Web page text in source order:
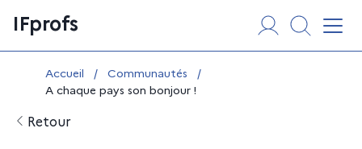
au
contenu
IFprofs
Vous êtes ici :
Accueil / Communautés
/
A chaque pays son bonjour !
Retour